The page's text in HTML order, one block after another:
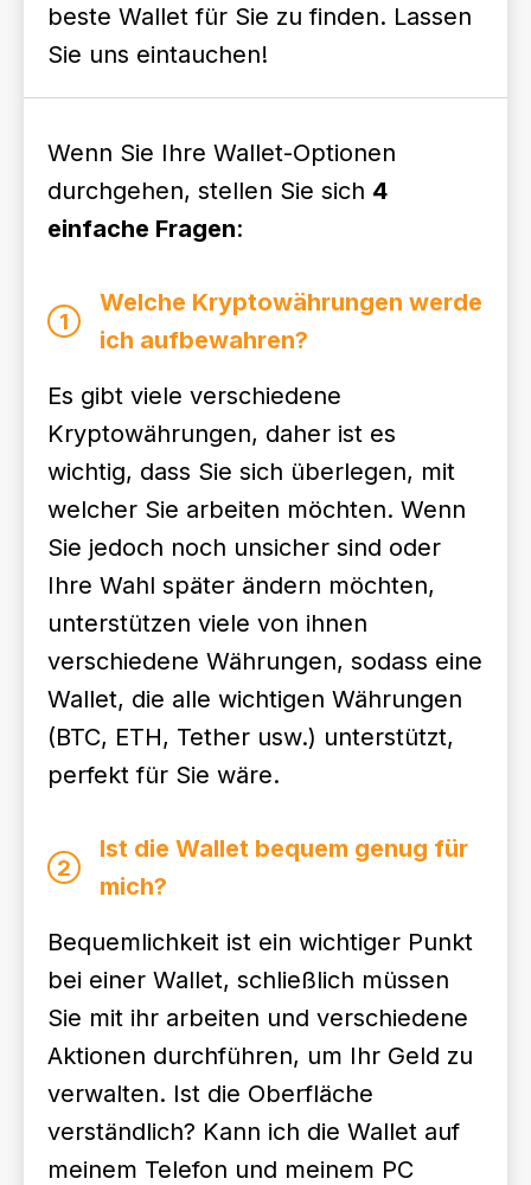
beste Wallet für Sie zu finden. Lassen
Sie uns eintauchen!
Wenn Sie Ihre Wallet-Optionen
durchgehen, stellen Sie sich 4
einfache Fragen:
1
Welche Kryptowährungen werde
ich aufbewahren?
Es gibt viele verschiedene
Kryptowährungen, daher ist es
wichtig, dass Sie sich überlegen, mit
welcher Sie arbeiten möchten. Wenn
Sie jedoch noch unsicher sind oder
Ihre Wahl später ändern möchten,
unterstützen viele von ihnen
verschiedene Währungen, sodass eine
Wallet, die alle wichtigen Währungen
(BTC, ETH, Tether usw.) unterstützt,
perfekt für Sie wäre.
2
Ist die Wallet bequem genug für
mich?
Bequemlichkeit ist ein wichtiger Punkt
bei einer Wallet, schließlich müssen
Sie mit ihr arbeiten und verschiedene
Aktionen durchführen, um Ihr Geld zu
verwalten. Ist die Oberfläche
verständlich? Kann ich die Wallet auf
meinem Telefon und meinem PC